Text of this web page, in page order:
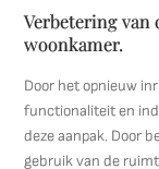
Verbetering
woonkamer.
Door het opnieuw
functionaliteit en
deze aanpak. Door
gebruik van de